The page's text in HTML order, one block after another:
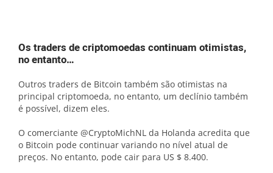
Os traders de criptomoedas continuam otimistas,
no entanto…
Outros traders de Bitcoin também são otimistas na
principal criptomoeda, no entanto, um declínio também
é possível, dizem eles.
O comerciante @CryptoMichNL da Holanda acredita que
o Bitcoin pode continuar variando no nível atual de
preços. No entanto, pode cair para US $ 8.400.